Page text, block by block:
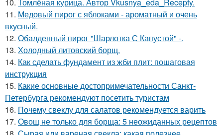
11. Медовый пирог с яблоками - ароматный и очень
вкусный.
12. Обалденный пирог "Шарлотка С Капустой" -.
13. Холодный литовский борщ.
14. Как сделать фундамент из жби плит: пошаговая
инструкция
15. Какие основные достопримечательности Санкт-
Петербурга рекомендуют посетить туристам
16. Почему свеклу для салатов рекомендуется варить
17. Овощ не только для борща: 5 неожиданных рецептов